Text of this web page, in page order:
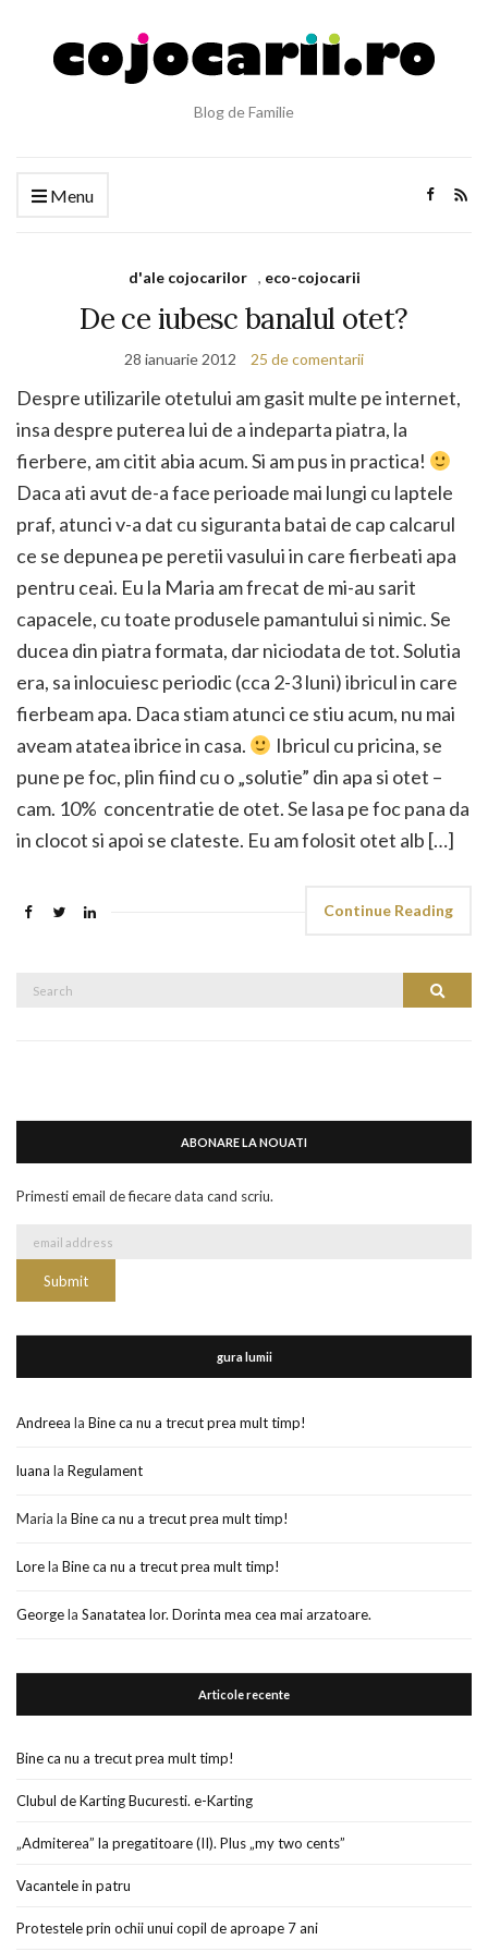
Blog de Familie
Menu
d'ale cojocarilor , eco-cojocarii
De ce iubesc banalul otet?
28 ianuarie 2012 25 de comentarii
Despre utilizarile otetului am gasit multe pe internet,
insa despre puterea lui de a indeparta piatra, la
fierbere, am citit abia acum. Si am pus in practica!
Daca ati avut de-a face perioade mai lungi cu laptele
praf, atunci v-a dat cu siguranta batai de cap calcarul
ce se depunea pe peretii vasului in care fierbeati apa
pentru ceai. Eu la Maria am frecat de mi-au sarit
capacele, cu toate produsele pamantului si nimic. Se
ducea din piatra formata, dar niciodata de tot. Solutia
era, sa inlocuiesc periodic (cca 2-3 luni) ibricul in care
fierbeam apa. Daca stiam atunci ce stiu acum, nu mai
aveam atatea ibrice in casa.
Ibricul cu pricina, se
pune pe foc, plin fiind cu o „solutie” din apa si otet –
cam. 10% concentratie de otet. Se lasa pe foc pana da
in clocot si apoi se clateste. Eu am folosit otet alb […]
Continue Reading
Search
ABONARE LA NOUATI
Primesti email de fiecare data cand scriu.
gura lumii
Andreea la Bine ca nu a trecut prea mult timp!
luana la Regulament
Maria la Bine ca nu a trecut prea mult timp!
Lorela Bine ca nu a trecut prea mult timp!
Georgela Sanatatea lor. Dorinta mea cea mai arzatoare.
Articole recente
Bine ca nu a trecut prea mult timp!
Clubul de Karting Bucuresti. e-Karting
„Admiterea” la pregatitoare (II). Plus „my two cents”
Vacantele in patru
Protestele prin ochii unui copil de aproape 7 ani